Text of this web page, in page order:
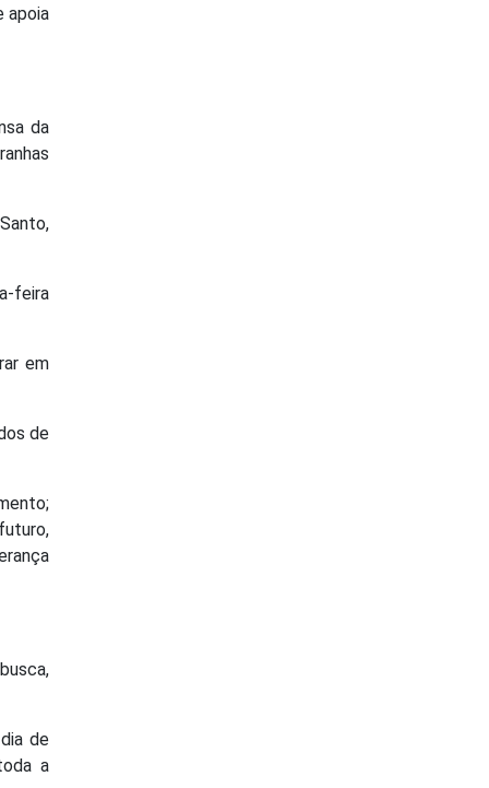
apoia
da
feira
em
de
de
a